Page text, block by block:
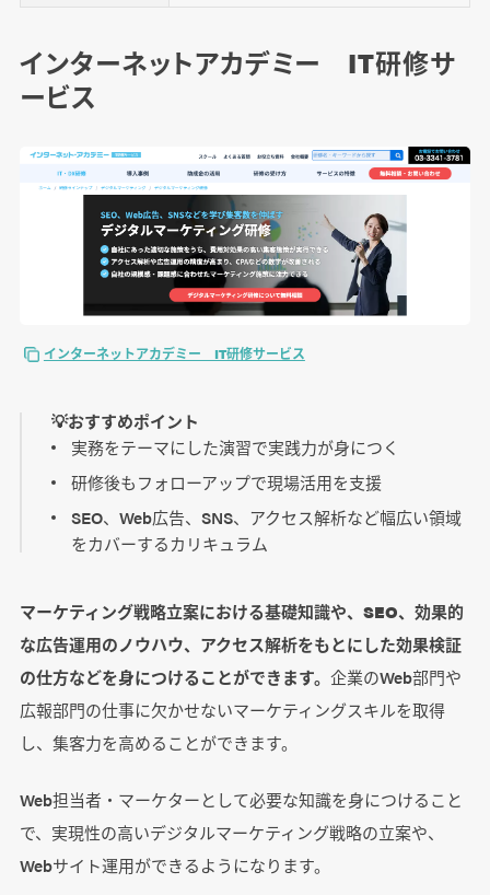
インターネットアカデミー IT研修サ
ービス
インターネットアカデミー IT研修サービス
💡おすすめポイント
実務をテーマにした演習で実践力が身につく
研修後もフォローアップで現場活用を支援
SEO、Web広告、SNS、アクセス解析など幅広い領域
をカバーするカリキュラム
マーケティング戦略立案における基礎知識や、SEO、効果的
な広告運用のノウハウ、アクセス解析をもとにした効果検証
の仕方などを身につけることができます。 企業のWeb部門や
広報部門の仕事に欠かせないマーケティングスキルを取得
し、集客力を高めることができます。
Web担当者・マーケターとして必要な知識を身につけること
で、実現性の高いデジタルマーケティング戦略の立案や、
Webサイト運用ができるようになります。